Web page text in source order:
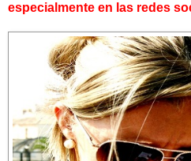
especialmente en las redes